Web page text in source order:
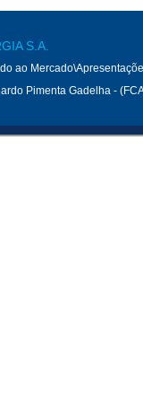
S.A.
ao
Pimenta Gadelha -